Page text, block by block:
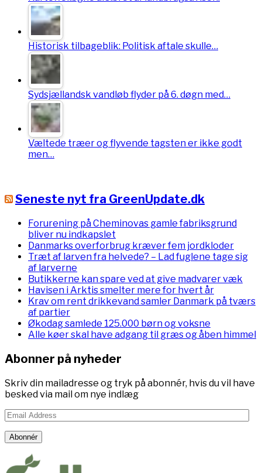
Historisk tilbageblik: Politisk aftale skulle…
Sydsjællandsk vandløb flyder på 6. døgn med…
Væltede træer og flyvende tagsten er ikke godt
men…
Seneste nyt fra GreenUpdate.dk
Forurening på Cheminovas gamle fabriksgrund
bliver nu indkapslet
Danmarks overforbrug kræver fem jordkloder
Træt af larven fra helvede? – Lad fuglene tage sig
af larverne
Butikkerne kan spare ved at give madvarer væk
Havisen i Arktis smelter mere for hvert år
Krav om rent drikkevand samler Danmark på tværs
af partier
Økodag samlede 125.000 børn og voksne
Alle køer skal have adgang til græs og åben himmel
Abonner på nyheder
Skriv din mailadresse og tryk på abonnér, hvis du vil have
besked via mail om nye indlæg
Email
Address
Abonnér